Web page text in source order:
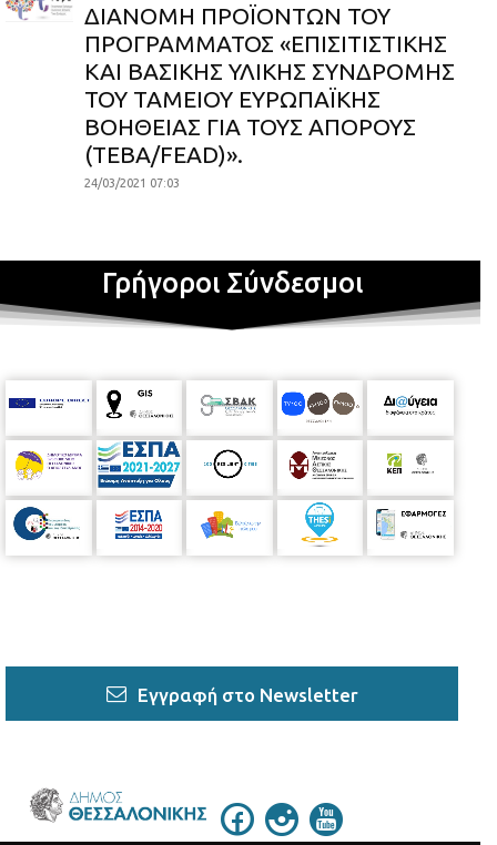
ΔΙΑΝΟΜΗ ΠΡΟΪΟΝΤΩΝ ΤΟΥ
ΠΡΟΓΡΑΜΜΑΤΟΣ «ΕΠΙΣΙΤΙΣΤΙΚΗΣ
ΚΑΙ ΒΑΣΙΚΗΣ ΥΛΙΚΗΣ ΣΥΝΔΡΟΜΗΣ
ΤΟΥ ΤΑΜΕΙΟΥ ΕΥΡΩΠΑΪΚΗΣ
ΒΟΗΘΕΙΑΣ ΓΙΑ ΤΟΥΣ ΑΠΟΡΟΥΣ
(ΤΕΒΑ/FEAD)».
24/03/2021 07:03
Γρήγοροι Σύνδεσμοι
Εγγραφή στο Newsletter